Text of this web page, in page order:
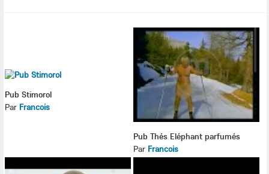
Pub Stimorol
Par Francois
Pub Thés Eléphant parfumés
Par Francois